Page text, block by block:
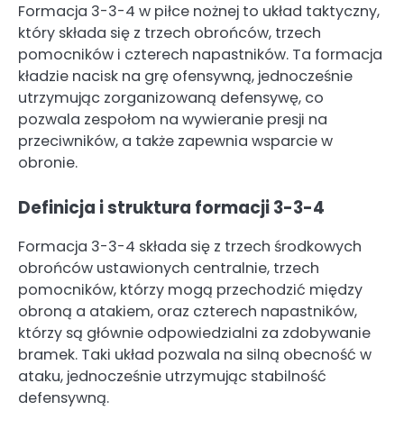
Formacja 3-3-4 w piłce nożnej to układ taktyczny,
który składa się z trzech obrońców, trzech
pomocników i czterech napastników. Ta formacja
kładzie nacisk na grę ofensywną, jednocześnie
utrzymując zorganizowaną defensywę, co
pozwala zespołom na wywieranie presji na
przeciwników, a także zapewnia wsparcie w
obronie.
Definicja i struktura formacji 3-3-4
Formacja 3-3-4 składa się z trzech środkowych
obrońców ustawionych centralnie, trzech
pomocników, którzy mogą przechodzić między
obroną a atakiem, oraz czterech napastników,
którzy są głównie odpowiedzialni za zdobywanie
bramek. Taki układ pozwala na silną obecność w
ataku, jednocześnie utrzymując stabilność
defensywną.